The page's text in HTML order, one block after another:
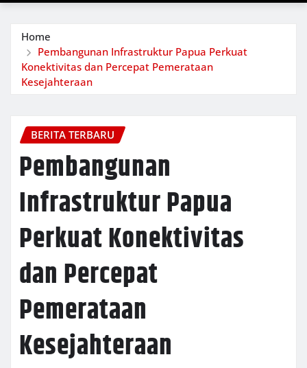
Home
Pembangunan Infrastruktur Papua Perkuat
Konektivitas dan Percepat Pemerataan
Kesejahteraan
BERITA TERBARU
Pembangunan
Infrastruktur Papua
Perkuat Konektivitas
dan Percepat
Pemerataan
Kesejahteraan